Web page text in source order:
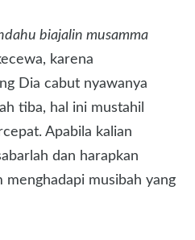
biajalin musamma
karena
Dia cabut nyawanya
tiba, hal ini mustahil
Apabila kalian
dan harapkan
menghadapi musibah yang